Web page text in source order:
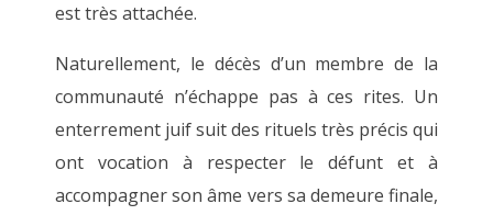
est très attachée.
Naturellement, le décès d’un membre de la
communauté n’échappe pas à ces rites. Un
enterrement juif suit des rituels très précis qui
ont vocation à respecter le défunt et à
accompagner son âme vers sa demeure finale,